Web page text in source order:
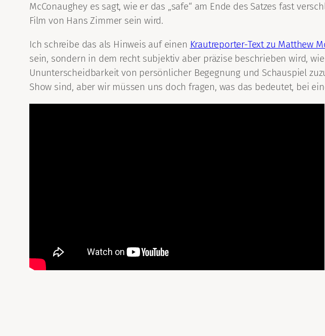
McConaughey es sagt, wie er das „safe“ am Ende des Satzes fast
Film von Hans Zimmer sein wird.
Ich schreibe das als Hinweis auf einen Krautreporter-Text zu Matthew
sein, sondern in dem recht subjektiv aber präzise beschrieben wird,
Ununterscheidbarkeit von persönlicher Begegnung und Schauspiel
Show sind, aber wir müssen uns doch fragen, was das bedeutet, bei